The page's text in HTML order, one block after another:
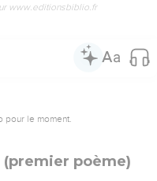
www.editionsbiblio.fr
le moment.
poème)